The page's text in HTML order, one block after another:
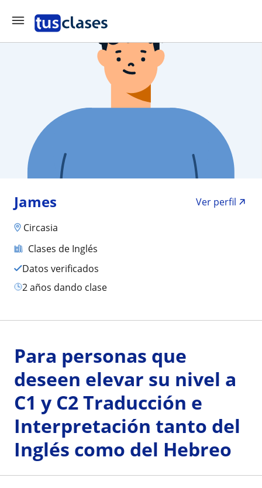
James
Ver perfil
Circasia
Clases de Inglés
Datos verificados
2 años dando clase
Para personas que
deseen elevar su nivel a
C1 y C2 Traducción e
Interpretación tanto del
Inglés como del Hebreo